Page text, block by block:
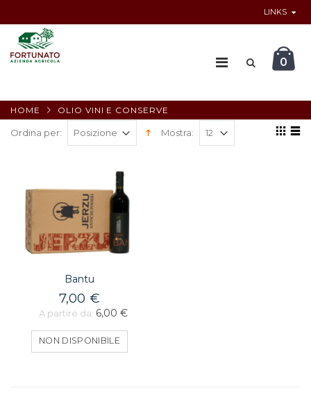
LINKS
0
HOME OLIO VINI E CONSERVE
Ordina per: Mostra:
Bantu
7,00 €
A partire da: 6,00 €
NON DISPONIBILE